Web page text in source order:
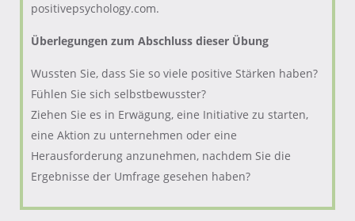
positivepsychology.com.
Überlegungen zum Abschluss dieser Übung
Wussten Sie, dass Sie so viele positive Stärken haben?
Fühlen Sie sich selbstbewusster?
Ziehen Sie es in Erwägung, eine Initiative zu starten,
eine Aktion zu unternehmen oder eine
Herausforderung anzunehmen, nachdem Sie die
Ergebnisse der Umfrage gesehen haben?